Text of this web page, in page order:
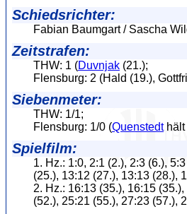
Schiedsrichter:
Fabian Baumgart / Sascha
Zeitstrafen:
THW: 1 (Duvnjak (21.);
Flensburg: 2 (Hald (19.),
Siebenmeter:
THW: 1/1;
Flensburg: 1/0 (Quenstedthält
Spielfilm:
1. Hz.: 1:0, 2:1 (2.), 2:3 (6.),
(25.), 13:12 (27.), 13:13 (28.),
2. Hz.: 16:13 (35.), 16:15
(52.), 25:21 (55.), 27:23 (57.),